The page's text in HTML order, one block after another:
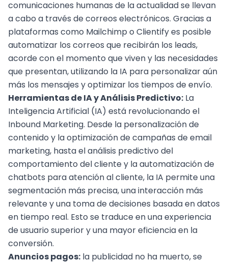
comunicaciones humanas de la actualidad se llevan
a cabo a través de correos electrónicos. Gracias a
plataformas como Mailchimp o Clientifyes posible
automatizar los correos que recibirán los leads,
acorde con el momento que viven y las necesidades
que presentan, utilizando la IA para personalizar aún
más los mensajes y optimizar los tiempos de envío.
Herramientas de IA y Análisis Predictivo: La
Inteligencia Artificial (IA) está revolucionando el
Inbound Marketing. Desde la personalización de
contenido y laoptimización de campañas de email
marketing, hasta el análisis predictivo del
comportamiento del cliente y la automatización de
chatbots para atención al cliente, la IA permite una
segmentación más precisa, una interacción más
relevante y una toma de decisiones basada en datos
en tiempo real. Esto se traduce en una experiencia
de usuario superior y una mayor eficiencia en la
conversión.
Anuncios pagos: la publicidad no ha muerto, se